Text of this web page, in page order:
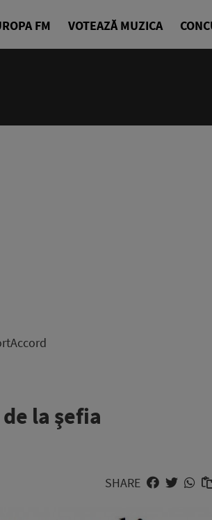
FM VOTEAZĂ MUZICA
la şefia
SHARE